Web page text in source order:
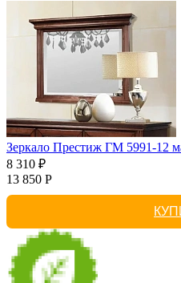
Зеркало Престиж ГМ 5991-12
8 310 ₽
13 850 Р